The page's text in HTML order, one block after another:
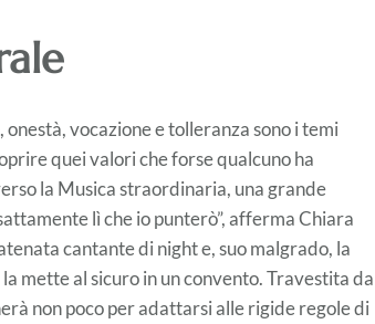
vocazione e tolleranza sono i temi
quei valori che forse qualcuno ha
la Musica straordinaria, una grande
lì che io punterò”, afferma Chiara
cantante di night e, suo malgrado, la
mette al sicuro in un convento. Travestita da
non poco per adattarsi alle rigide regole di